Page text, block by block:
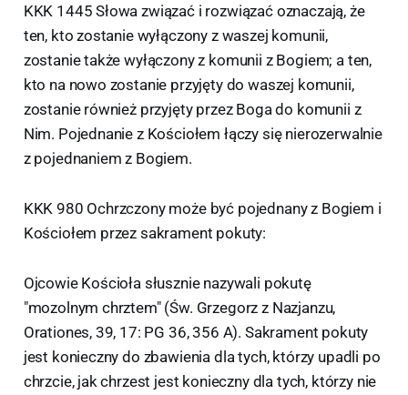
KKK 1445 Słowa związać i rozwiązać oznaczają, że
ten, kto zostanie wyłączony z waszej komunii,
zostanie także wyłączony z komunii z Bogiem; a ten,
kto na nowo zostanie przyjęty do waszej komunii,
zostanie również przyjęty przez Boga do komunii z
Nim. Pojednanie z Kościołem łączy się nierozerwalnie
z pojednaniem z Bogiem.
KKK 980 Ochrzczony może być pojednany z Bogiem i
Kościołem przez sakrament pokuty:
Ojcowie Kościoła słusznie nazywali pokutę
"mozolnym chrztem" (Św. Grzegorz z Nazjanzu,
Orationes, 39, 17: PG 36, 356 A). Sakrament pokuty
jest konieczny do zbawienia dla tych, którzy upadli po
chrzcie, jak chrzest jest konieczny dla tych, którzy nie